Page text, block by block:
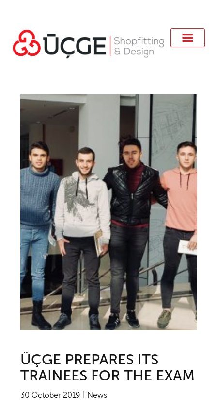
ÜÇGE PREPARES ITS
TRAINEES FOR THE EXAM
30 October 2019 News